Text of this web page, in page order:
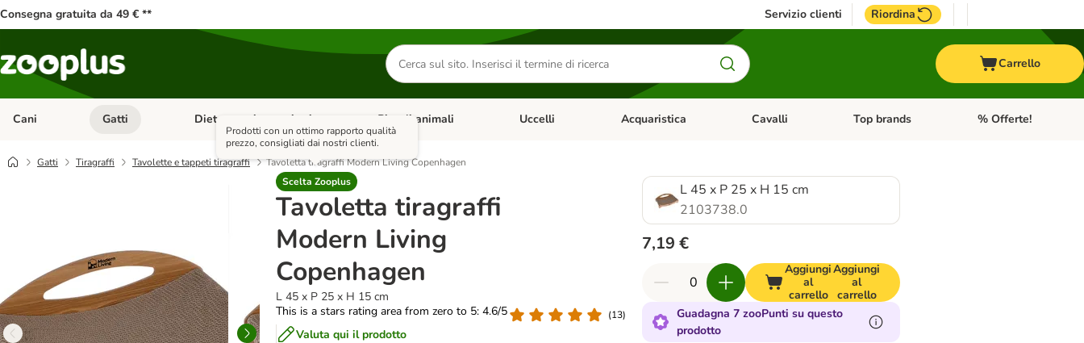
Consegna gratuita da 49 € ** Servizio clienti Riordina
Cerca
prodotti
Carrello
Cani Apri Menu Categoria: Cani
Gatti Apri Menu Categoria: Gatti
Diete e antiparassitari Apri Menu Categoria: Diete e antiparassitari
Piccoli animali Apri Menu Categoria: Piccoli animali
Uccelli Apri Menu Categoria: Uccelli
Acquaristica Apri Menu Categoria: Acquaristica
Cavalli Apri Menu Categoria: Cavalli
Top brands Apri Menu Categoria:
% Offerte!
Gatti Tiragraffi Tavolette e tappeti tiragraffi
Tavoletta tiragraffi Modern Living Copenhagen
Scelta Zooplus
Prodotti con un ottimo rapporto qualità
prezzo, consigliati dai nostri clienti.
Tavoletta tiragraffi
Modern Living
Copenhagen
L 45 x P 25 x H 15 cm
This is a stars rating area from zero to 5: 4.6/5
(13)
Valuta qui il prodotto
L 45 x P 25 x H 15 cm
2103738.0
7,19 €
Aggiungi
al
carrello
Aggiungi
al
carrello
Guadagna 7 zooPunti su questo
prodotto